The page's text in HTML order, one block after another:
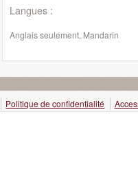
Langues :
Anglais seulement, Mandarin
Politique de confidentialité